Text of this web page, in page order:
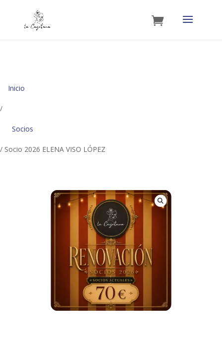
Inicio
/
Socios
/ Socio 2026 ELENA VISO LÓPEZ